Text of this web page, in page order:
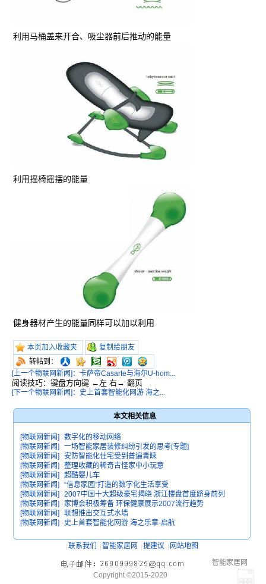
利用马桶盖来开合、吸尘器前后推动的能量
利用摇椅摇摆的能量
健身器材产生的能量同样可以加以利用
本页加入收藏夹
复制给朋友
转帖到：
[上一个物联网新闻]：卡萨帝Casarte与海尔U-hom...
阅读技巧：键盘方向键 ←左 右→ 翻页
[下一个物联网新闻]：史上首套智能化网游 海之...
本文相关信息
[物联网新闻]
数字化的移动网络
[物联网新闻]
一场智能家居装修纠纷引发的思考[专题]
[物联网新闻]
安防智能化住宅受到普遍青睐
[物联网新闻]
整理收藏的稀奇古怪家中小玩意
[物联网新闻]
超酷婴儿车
[物联网新闻]
“信息家园”打造的数字化生活享受
[物联网新闻]
2007中国十大超级豪宅揭晓 浙江楼盘首度跻身前列
[物联网新闻]
家博会积极筹备 环保健康展示2007流行趋势
[物联网新闻]
联想推出交互式水墙
[物联网新闻]
史上首套智能化网游 海之乐章-启航
联系我们 智能家居网 提建议
网站地图
智能家居网
Copyright ©2015-2020